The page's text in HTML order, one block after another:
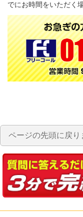
でにお時間をいただく
ページの先頭に戻り